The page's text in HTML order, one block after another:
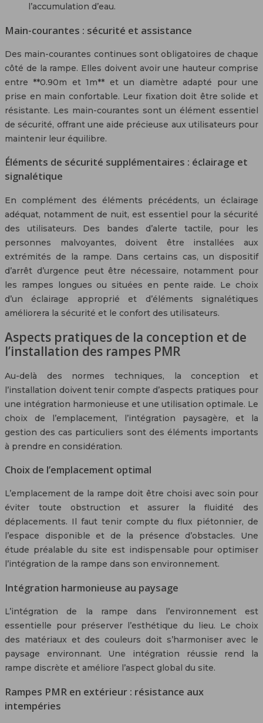
l’accumulation d’eau.
Main-courantes : sécurité et assistance
Des main-courantes continues sont obligatoires de chaque
côté de la rampe. Elles doivent avoir une hauteur comprise
entre **0.90m et 1m** et un diamètre adapté pour une
prise en main confortable. Leur fixation doit être solide et
résistante. Les main-courantes sont un élément essentiel
de sécurité, offrant une aide précieuse aux utilisateurs pour
maintenir leur équilibre.
Éléments de sécurité supplémentaires : éclairage et
signalétique
En complément des éléments précédents, un éclairage
adéquat, notamment de nuit, est essentiel pour la sécurité
des utilisateurs. Des bandes d’alerte tactile, pour les
personnes malvoyantes, doivent être installées aux
extrémités de la rampe. Dans certains cas, un dispositif
d’arrêt d’urgence peut être nécessaire, notamment pour
les rampes longues ou situées en pente raide. Le choix
d’un éclairage approprié et d’éléments signalétiques
améliorera la sécurité et le confort des utilisateurs.
Aspects pratiques de la conception et de
l’installation des rampes PMR
Au-delà des normes techniques, la conception et
l’installation doivent tenir compte d’aspects pratiques pour
une intégration harmonieuse et une utilisation optimale. Le
choix de l’emplacement, l’intégration paysagère, et la
gestion des cas particuliers sont des éléments importants
à prendre en considération.
Choix de l’emplacement optimal
L’emplacement de la rampe doit être choisi avec soin pour
éviter toute obstruction et assurer la fluidité des
déplacements. Il faut tenir compte du flux piétonnier, de
l’espace disponible et de la présence d’obstacles. Une
étude préalable du site est indispensable pour optimiser
l’intégration de la rampe dans son environnement.
Intégration harmonieuse au paysage
L’intégration de la rampe dans l’environnement est
essentielle pour préserver l’esthétique du lieu. Le choix
des matériaux et des couleurs doit s’harmoniser avec le
paysage environnant. Une intégration réussie rend la
rampe discrète et améliore l’aspect global du site.
Rampes PMR en extérieur : résistance aux
intempéries